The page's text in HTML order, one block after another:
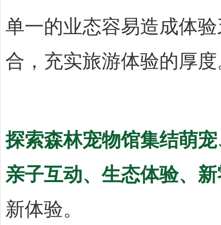
单一的业态容易造成体
合，充实旅游体验的厚
探索森林宠物馆集结萌
亲子互动、生态体验、
新体验。